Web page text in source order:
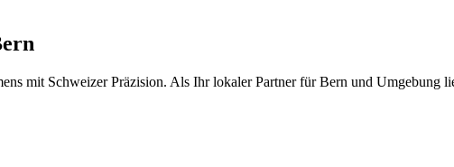
mit Schweizer Präzision. Als Ihr lokaler Partner fürBern und Umgebung